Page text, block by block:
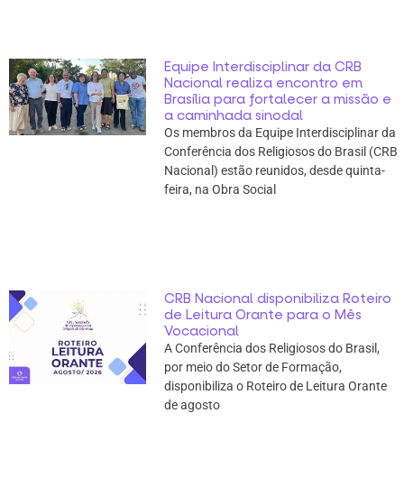
Equipe Interdisciplinar da CRB
Nacional realiza encontro em
Brasília para fortalecer a missão e
a caminhada sinodal
Os membros da Equipe Interdisciplinar da
Conferência dos Religiosos do Brasil (CRB
Nacional) estão reunidos, desde quinta-
feira, na Obra Social
CRB Nacional disponibiliza Roteiro
de Leitura Orante para o Mês
Vocacional
A Conferência dos Religiosos do Brasil,
por meio do Setor de Formação,
disponibiliza o Roteiro de Leitura Orante
de agosto